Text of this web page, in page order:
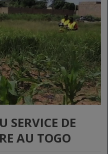
SERVICE DE
AU TOGO